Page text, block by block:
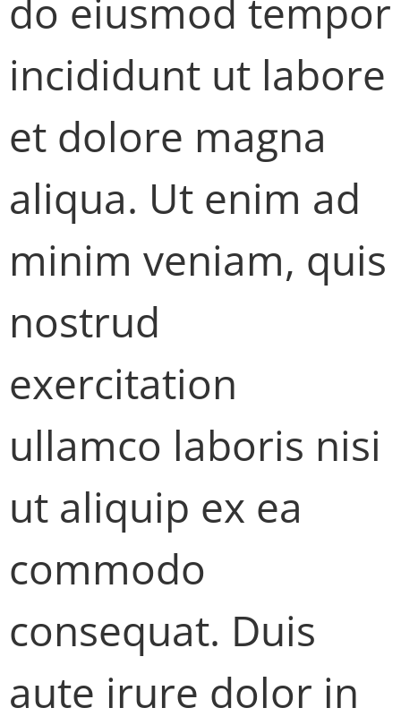
do eiusmod tempor
incididunt ut labore
et dolore magna
aliqua. Ut enim ad
minim veniam, quis
nostrud
exercitation
ullamco laboris nisi
ut aliquip ex ea
commodo
consequat. Duis
aute irure dolor in